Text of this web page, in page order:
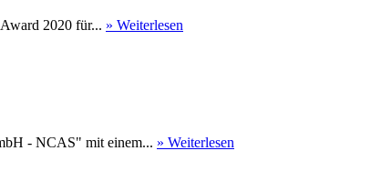
2020 für... » Weiterlesen
- NCAS" mit einem... » Weiterlesen